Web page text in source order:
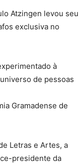
Atzingen levou seu
exclusiva no
à
de pessoas
Gramadense de
Letras e Artes, a
presidente da